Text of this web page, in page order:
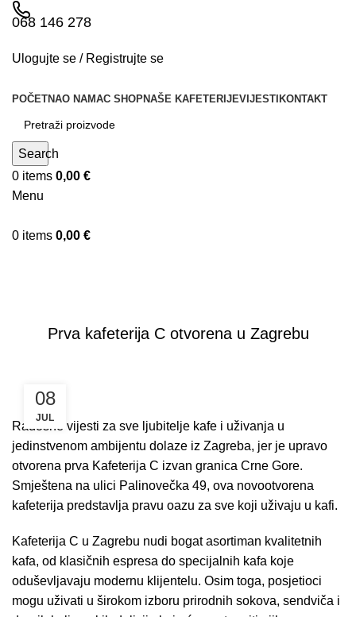
068 146 278
Ulogujte se / Registrujte se
POČETNAO NAMAC SHOPNAŠE KAFETERIJEVIJESTI KONTAKT
Search
0 items 0,00 €
Menu
0 items 0,00 €
Prva kafeterija C otvorena u Zagrebu
08
JUL
Radosne vijesti za sve ljubitelje kafe i uživanja u
jedinstvenom ambijentu dolaze iz Zagreba, jer je upravo
otvorena prva Kafeterija C izvan granica Crne Gore.
Smještena na ulici Palinovečka 49, ova novootvorena
kafeterija predstavlja pravu oazu za sve koji uživaju u kafi.
Kafeterija C u Zagrebu nudi bogat asortiman kvalitetnih
kafa, od klasičnih espresa do specijalnih kafa koje
oduševljavaju modernu klijentelu. Osim toga, posjetioci
mogu uživati u širokom izboru prirodnih sokova, sendviča i